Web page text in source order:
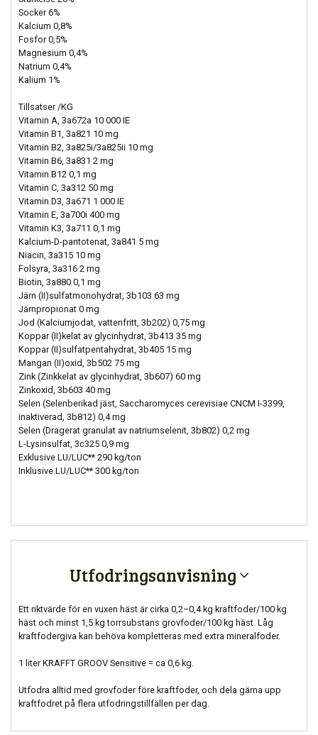
Socker 6%
Kalcium 0,8%
Fosfor 0,5%
Magnesium 0,4%
Natrium 0,4%
Kalium 1%
Tillsatser /KG
Vitamin A, 3a672a 10 000 IE
Vitamin B1, 3a821 10 mg
Vitamin B2, 3a825i/3a825ii 10 mg
Vitamin B6, 3a831 2 mg
Vitamin B12 0,1 mg
Vitamin C, 3a312 50 mg
Vitamin D3, 3a671 1 000 IE
Vitamin E, 3a700i 400 mg
Vitamin K3, 3a711 0,1 mg
Kalcium-D-pantotenat, 3a841 5 mg
Niacin, 3a315 10 mg
Folsyra, 3a316 2 mg
Biotin, 3a880 0,1 mg
Järn (II)sulfatmonohydrat, 3b103 63 mg
Järnpropionat 0 mg
Jod (Kalciumjodat, vattenfritt, 3b202) 0,75 mg
Koppar (II)kelat av glycinhydrat, 3b413 35 mg
Koppar (II)sulfatpentahydrat, 3b405 15 mg
Mangan (II)oxid, 3b502 75 mg
Zink (Zinkkelat av glycinhydrat, 3b607) 60 mg
Zinkoxid, 3b603 40 mg
Selen (Selenberikad jäst, Saccharomyces cerevisiae CNCM I-3399,
inaktiverad, 3b812) 0,4 mg
Selen (Dragerat granulat av natriumselenit, 3b802) 0,2 mg
L-Lysinsulfat, 3c325 0,9 mg
Exklusive LU/LUC** 290 kg/ton
Inklusive LU/LUC** 300 kg/ton
Utfodringsanvisning
Ett riktvärde för en vuxen häst är cirka 0,2–0,4 kg kraftfoder/100 kg
häst och minst 1,5 kg torrsubstans grovfoder/100 kg häst. Låg
kraftfodergiva kan behöva kompletteras med extra mineralfoder.
1 liter KRAFFT GROOV Sensitive = ca 0,6 kg.
Utfodra alltid med grovfoder före kraftfoder, och dela gärna upp
kraftfodret på flera utfodringstillfällen per dag.